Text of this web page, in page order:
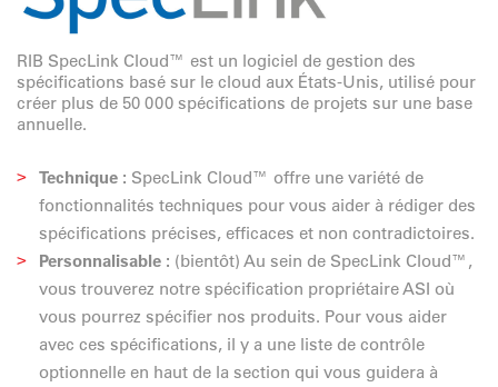
RIB SpecLink Cloud™ est un logiciel de gestion des
spécifications basé sur le cloud aux États-Unis, utilisé pour
créer plus de 50 000 spécifications de projets sur une base
annuelle.
Technique : SpecLink Cloud™ offre une variété de
fonctionnalités techniques pour vous aider à rédiger des
spécifications précises, efficaces et non contradictoires.
Personnalisable : (bientôt) Au sein de SpecLink Cloud™,
vous trouverez notre spécification propriétaire ASI où
vous pourrez spécifier nos produits. Pour vous aider
avec ces spécifications, il y a une liste de contrôle
optionnelle en haut de la section qui vous guidera à